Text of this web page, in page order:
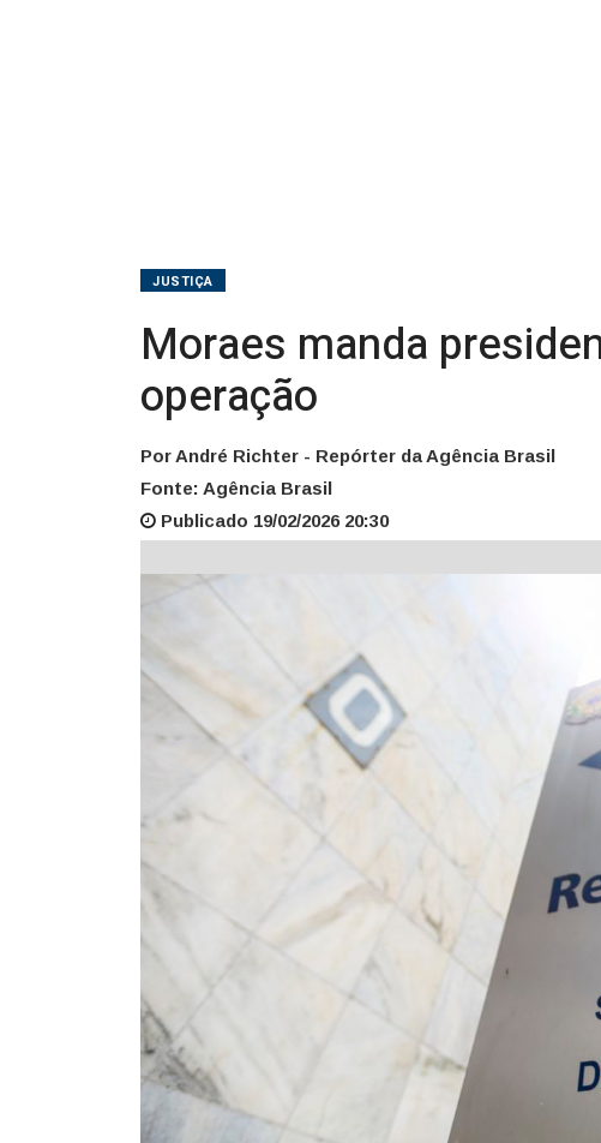
JUSTIÇA
Moraes manda
operação
Por André Richter - Repórter da Agência Brasil
Fonte: Agência Brasil
Publicado 19/02/2026 20:30